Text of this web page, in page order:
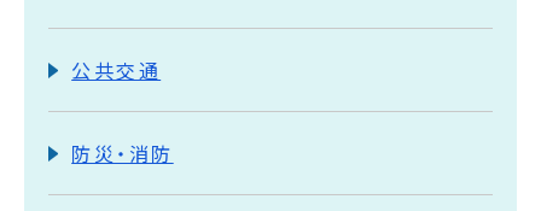
公共交通
防災・消防